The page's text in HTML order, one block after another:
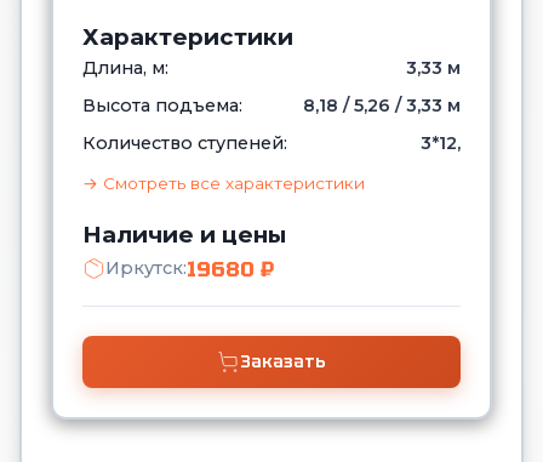
Характеристики
Длина, м:
3,33 м
Высота подъема:
8,18 / 5,26 / 3,33 м
Количество ступеней:
3*12,
→ Смотреть все характеристики
Наличие и цены
Иркутск:19680 ₽
Заказать